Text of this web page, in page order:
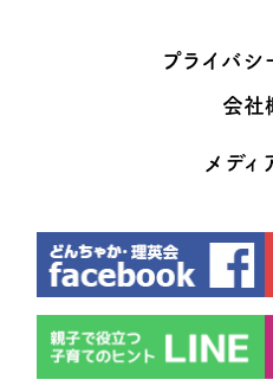
プライバシ
会社
メディ